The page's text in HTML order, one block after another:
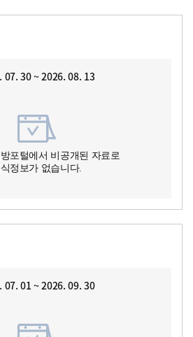
07. 30 ~ 2026. 08. 13
포털에서 비공개된 자료로
정보가 없습니다.
07. 01 ~ 2026. 09. 30